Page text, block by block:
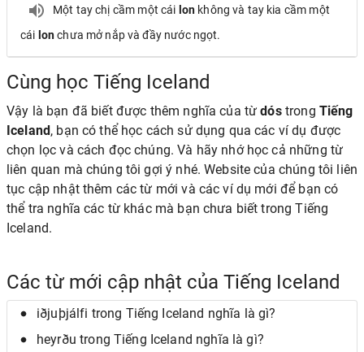
Một tay chị cầm một cái lon không và tay kia cầm một
cái lonchưa mở nắp và đầy nước ngọt.
Cùng học Tiếng Iceland
Vậy là bạn đã biết được thêm nghĩa của từdóstrong Tiếng
Iceland, bạn có thể học cách sử dụng qua các ví dụ được
chọn lọc và cách đọc chúng. Và hãy nhớ học cả những từ
liên quan mà chúng tôi gợi ý nhé. Website của chúng tôi liên
tục cập nhật thêm các từ mới và các ví dụ mới để bạn có
thể tra nghĩa các từ khác mà bạn chưa biết trong Tiếng
Iceland.
Các từ mới cập nhật của Tiếng Iceland
iðjuþjálfi trong Tiếng Iceland nghĩa là gì?
heyrðu trong Tiếng Iceland nghĩa là gì?